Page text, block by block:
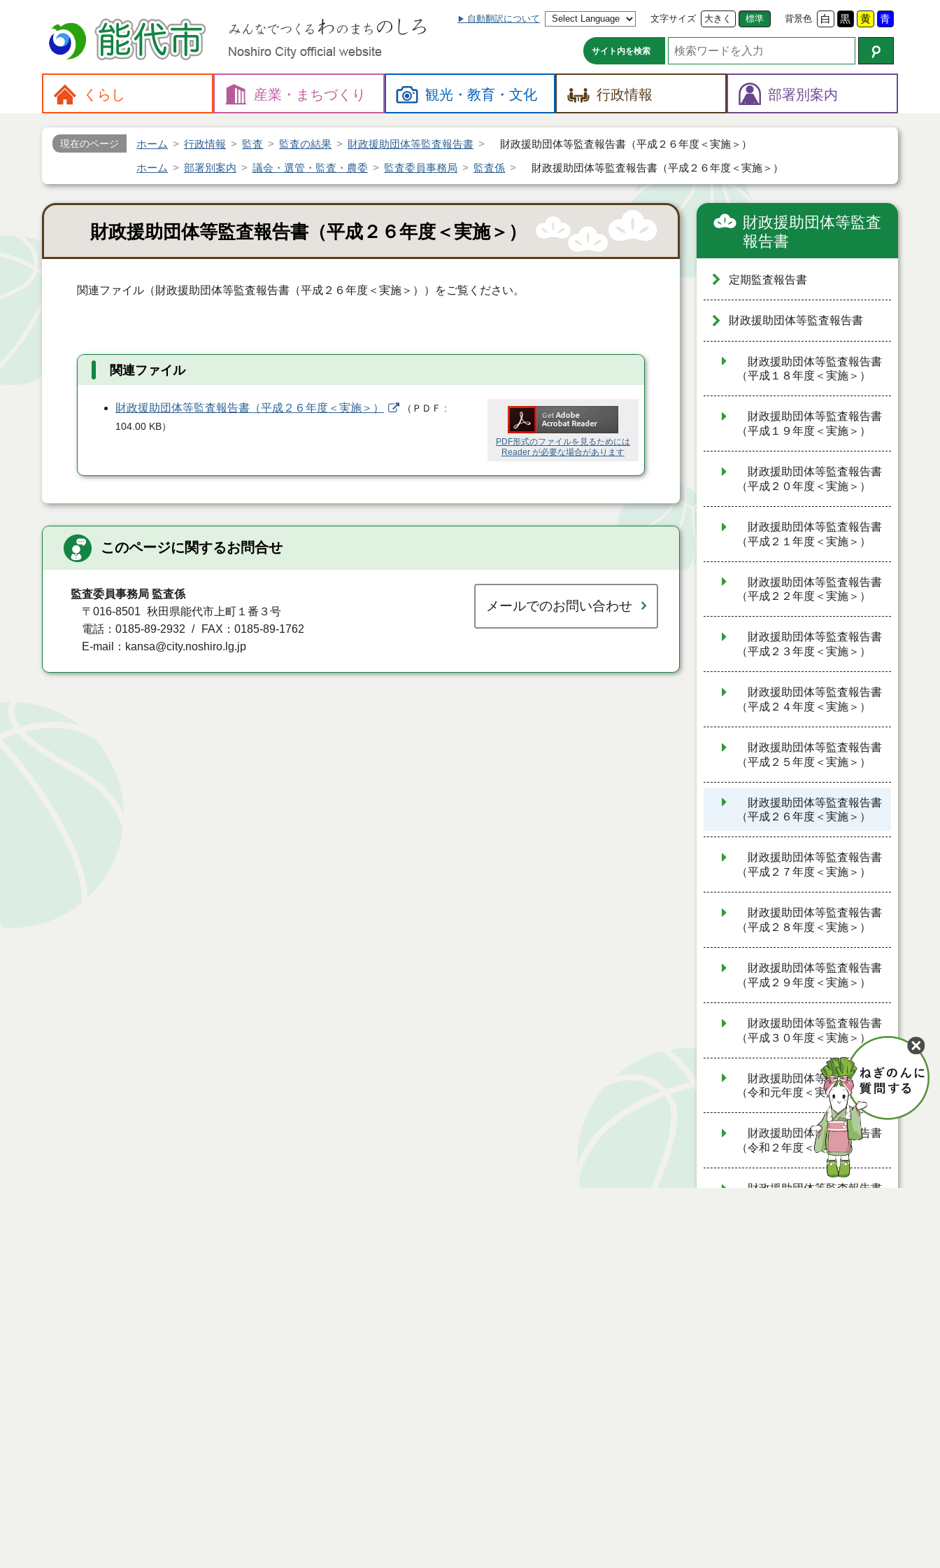
自動翻訳について 文字サイズ 大きく 標準 背景色 白 黒 黄 青
サイト内を検索
くらし 産業・ まちづくり 観光・教育・文化 行政情報 部署別案内
現在のページ ホーム 行政情報 監査 監査の結果 財政援助団体等監査報告書 財政援助団体等監査報告書（平成２６年度＜実施＞）
ホーム 部署別案内 議会・選管・監査・農委 監査委員事務局 監査係 財政援助団体等監査報告書（平成２６年度＜実施＞）
財政援助団体等監査報告書（平成２６年度＜実施＞）
関連ファイル（財政援助団体等監査報告書（平成２６年度＜実施＞））をご覧ください。
関連ファイル
PDF形式のファイルを見るためには
Reader が必要な場合があります
財政援助団体等監査報告書（平成２６年度＜実施＞） （ ＰＤＦ
104.00 KB）
このページに関するお問合せ
監査委員事務局 監査係
〒016-8501
秋田県能代市上町１番３号
電話：0185-89-2932
FAX：0185-89-1762
E-mail：kansa@city.noshiro.lg.jp
メールでのお問い合わせ
財政援助団体等監査
報告書
定期監査報告書
財政援助団体等監査報告書
財政援助団体等監査報告書
（平成１８年度＜実施＞）
財政援助団体等監査報告書
（平成１９年度＜実施＞）
財政援助団体等監査報告書
（平成２０年度＜実施＞）
財政援助団体等監査報告書
（平成２１年度＜実施＞）
財政援助団体等監査報告書
（平成２２年度＜実施＞）
財政援助団体等監査報告書
（平成２３年度＜実施＞）
財政援助団体等監査報告書
（平成２４年度＜実施＞）
財政援助団体等監査報告書
（平成２５年度＜実施＞）
財政援助団体等監査報告書
（平成２６年度＜実施＞）
財政援助団体等監査報告書
（平成２７年度＜実施＞）
財政援助団体等監査報告書
（平成２８年度＜実施＞）
財政援助団体等監査報告書
（平成２９年度＜実施＞）
財政援助団体等監査報告書
（平成３０年度＜実施＞）
財政援助団体等監査報告書
（令和元年度＜実施＞）
財政援助団体等監査報告書
（令和２年度＜実施＞）
財政援助団体等監査報告書